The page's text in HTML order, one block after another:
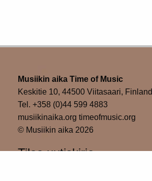
Musiikin aika Time of Music
Keskitie 10, 44500 Viitasaari, Finland
Tel. +358 (0)44 599 4883
musiikinaika.org timeofmusic.org
© Musiikin aika 2026
Tilaa uutiskirje